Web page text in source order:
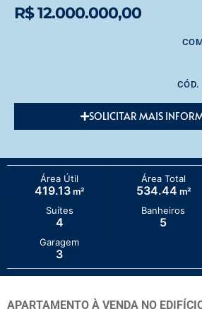
R$ 12.000.000,00
SOLICITAR MAIS
Área Útil
419.13m²
Área Total
534.44 m²
Suítes
4
Banheiros
5
Garagem
3
APARTAMENTO À VENDA NO